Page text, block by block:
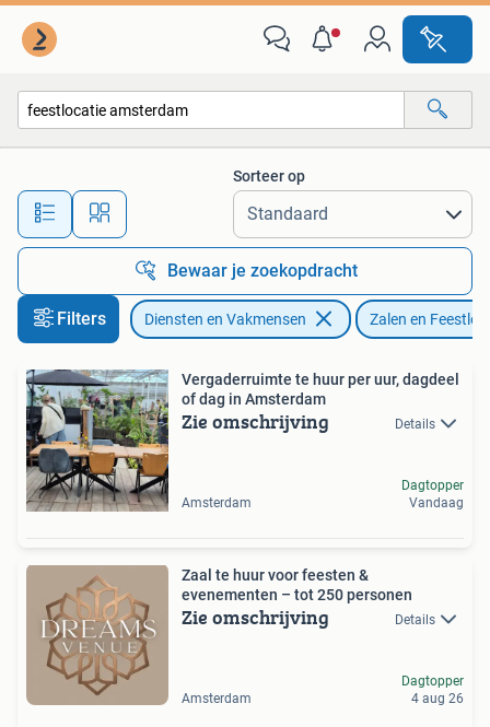
Alle afstanden…
Sorteer op
Bewaar je zoekopdracht
Filters Diensten en Vakmensen Zalen en
Vergaderruimte te huur per uur, dagdeel
of dag in Amsterdam
Zie omschrijving Details
Amsterdam
Dagtopper
Vandaag
Zaal te huur voor feesten &
evenementen – tot 250 personen
Zie omschrijving Details
Amsterdam
Dagtopper
4 aug 26